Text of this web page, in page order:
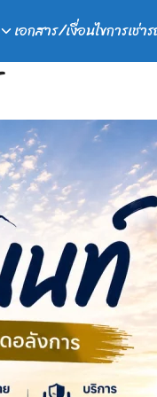
เอกสาร/เงื่อนไขการเช่า